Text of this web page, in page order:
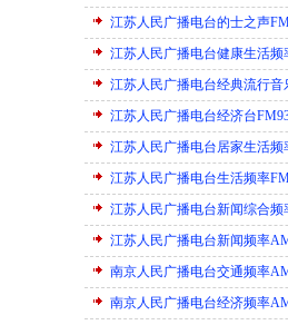
江苏人民广播电台的士之声
江苏人民广播电台健康生活
江苏人民广播电台经典流行音
江苏人民广播电台经济台
江苏人民广播电台居家生活频
江苏人民广播电台生活频率
江苏人民广播电台新闻综合频
江苏人民广播电台新闻频率
南京人民广播电台交通频率
南京人民广播电台经济频率